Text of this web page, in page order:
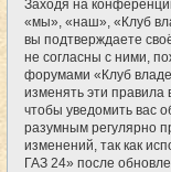
Заходя на
«мы», «наш», «Клуб
вы подтверждаете
не согласны с ними,
форумами «Клуб
изменять эти
чтобы уведомить вас
разумным регулярно
изменений, так как
ГАЗ 24» после